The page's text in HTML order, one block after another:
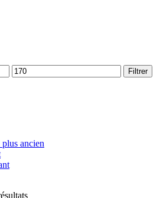
Prix
max
Filtrer
ancien
Trié